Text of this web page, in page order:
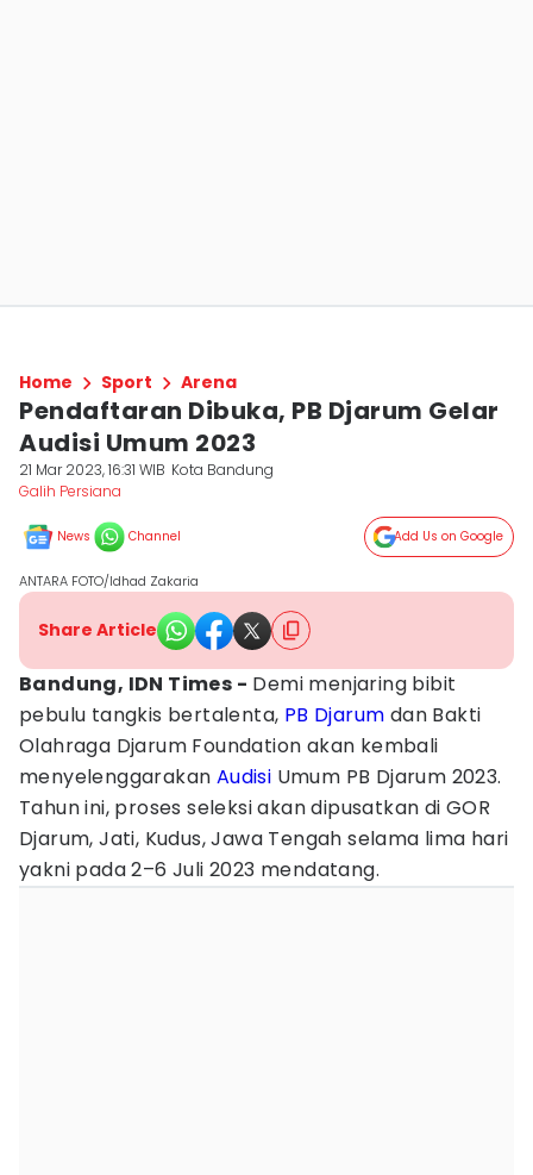
Home Sport Arena
Pendaftaran Dibuka, PB Djarum Gelar
Audisi Umum 2023
21 Mar 2023, 16:31 WIB Kota Bandung
Galih Persiana
News Channel Add Us on Google
ANTARA FOTO/Idhad Zakaria
Share Article
Bandung, IDN Times - Demi menjaring bibit
pebulu tangkis bertalenta, PB Djarum dan Bakti
Olahraga Djarum Foundation akan kembali
menyelenggarakan Audisi Umum PB Djarum 2023.
Tahun ini, proses seleksi akan dipusatkan di GOR
Djarum, Jati, Kudus, Jawa Tengah selama lima hari
yakni pada 2–6 Juli 2023 mendatang.